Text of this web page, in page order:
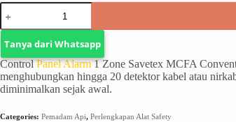
Tanya dari Whatsapp
ControlPanel Alarm1 Zone Savetex MCFA
menghubungkan hingga 20 detektor kabel atau
diminimalkan sejak awal.
Categories: Pemadam Api, Perlengkapan Alat Safety